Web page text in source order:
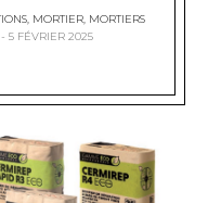
, MORTIER, MORTIERS
5 FÉVRIER 2025